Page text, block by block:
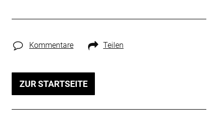
Kommentare Teilen
ZUR STARTSEITE